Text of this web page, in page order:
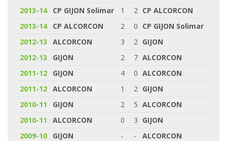
2013-14
CP GIJON Solimar 1 2 CP ALCORCON
2013-14
CP ALCORCON 2 0 CP GIJON Solimar
2012-13
ALCORCON 3 2 GIJON
2012-13
GIJON 2 7 ALCORCON
2011-12
GIJON 4 0 ALCORCON
2011-12 ALCORCON 1 2 GIJON
2010-11
GIJON 2 5 ALCORCON
2010-11
ALCORCON 0 3 GIJON
2009-10
GIJON - -
ALCORCON